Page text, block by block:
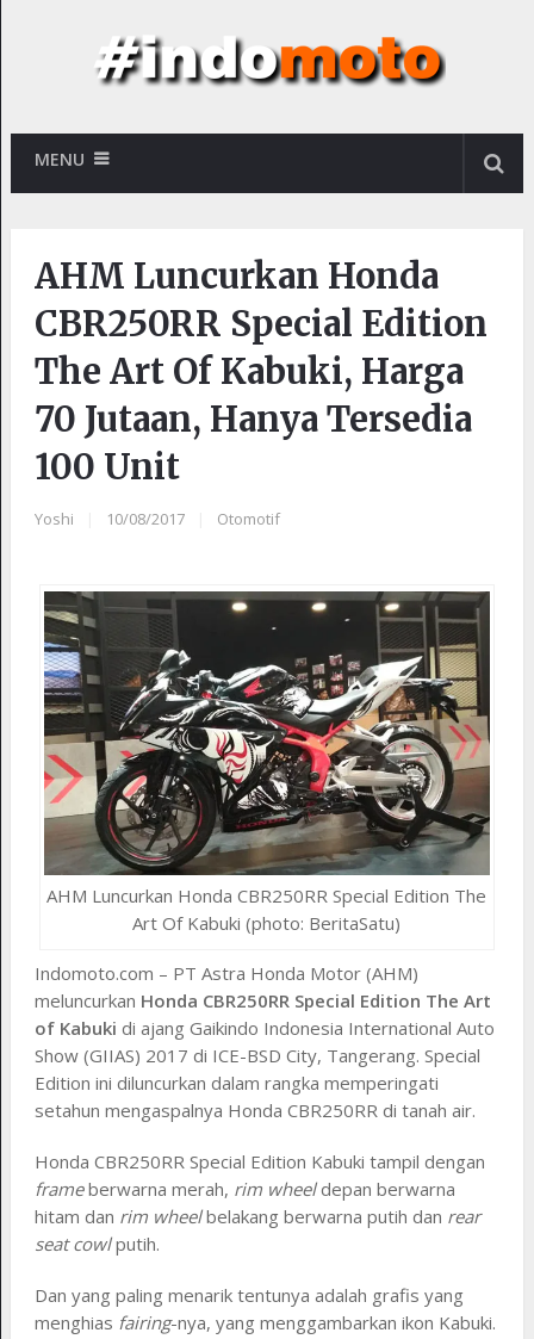
MENU
AHM Luncurkan Honda
CBR250RR Special Edition
The Art Of Kabuki, Harga
70 Jutaan, Hanya Tersedia
100 Unit
Yoshi 10/08/2017 Otomotif
AHM Luncurkan Honda CBR250RR Special Edition The
Art Of Kabuki (photo: BeritaSatu)
Indomoto.com – PT Astra Honda Motor (AHM)
meluncurkan Honda CBR250RR Special Edition The Art
of Kabuki di ajang Gaikindo Indonesia International Auto
Show (GIIAS) 2017 di ICE-BSD City, Tangerang. Special
Edition ini diluncurkan dalam rangka memperingati
setahun mengaspalnya Honda CBR250RR di tanah air.
Honda CBR250RR Special Edition Kabuki tampil dengan
frameberwarna merah, rim wheeldepan berwarna
hitam dan rim wheelbelakang berwarna putih dan rear
seat cowlputih.
Dan yang paling menarik tentunya adalah grafis yang
menghias fairing-nya, yang menggambarkan ikon Kabuki.